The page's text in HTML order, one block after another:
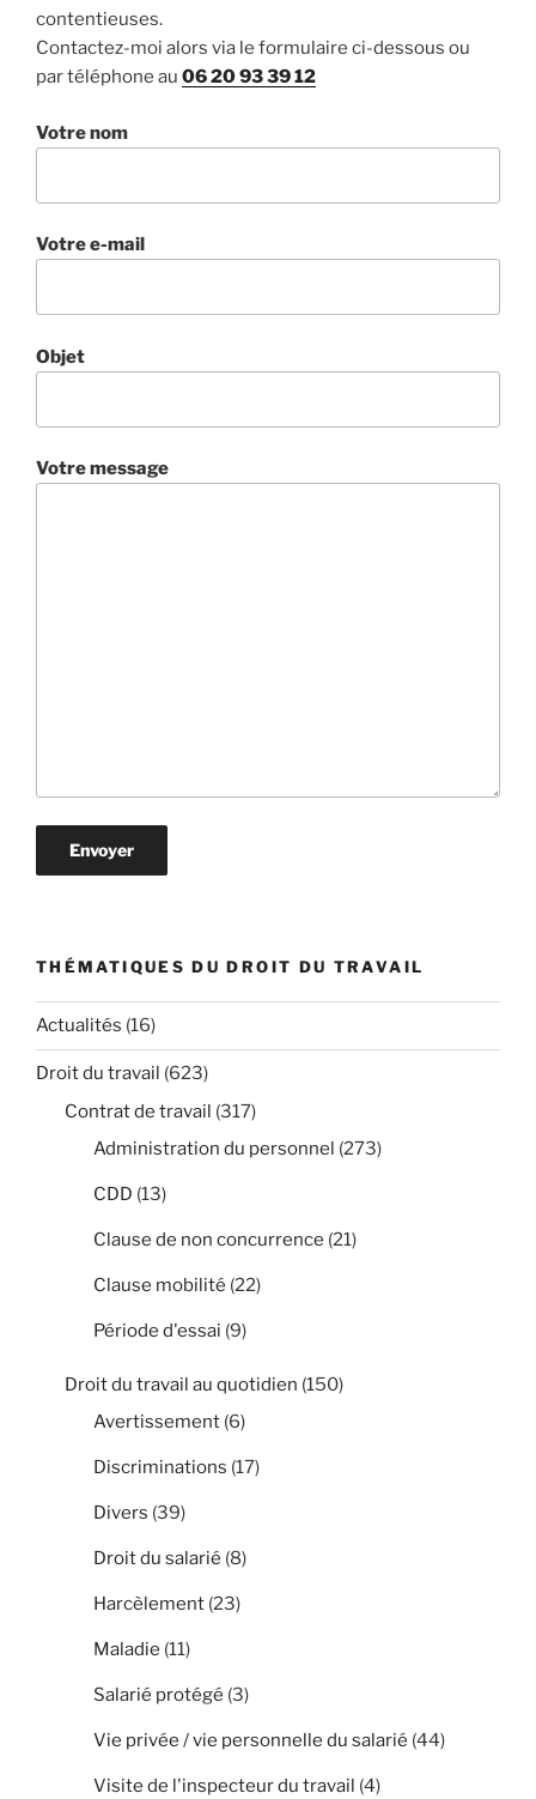
contentieuses.
Contactez-moi alors via le formulaire ci-dessous ou
par téléphone au 06 20 93 39 12
Votre nom
Votre e-mail
Objet
Votre message
THÉMATIQUES DU DROIT DU TRAVAIL
Actualités (16)
Droit du travail (623)
Contrat de travail (317)
Administration du personnel (273)
CDD (13)
Clause de non concurrence (21)
Clause mobilité (22)
Période d'essai (9)
Droit du travail au quotidien (150)
Avertissement (6)
Discriminations (17)
Divers (39)
Droit du salarié (8)
Harcèlement (23)
Maladie (11)
Salarié protégé (3)
Vie privée / vie personnelle du salarié (44)
Visite de l'inspecteur du travail (4)